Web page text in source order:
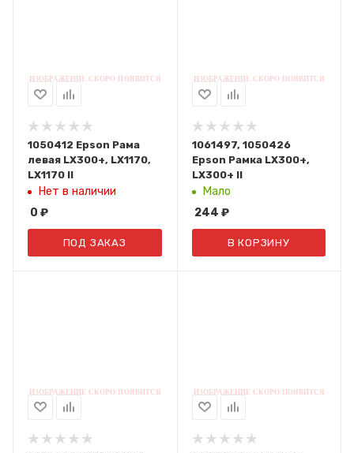
1050412 Epson Рама
левая LX300+, LX1170,
LX1170 II
Нет в наличии
0 ₽
ПОД ЗАКАЗ
1061497, 1050426
Epson Рамка LX300+,
LX300+ II
Мало
244 ₽
В КОРЗИНУ